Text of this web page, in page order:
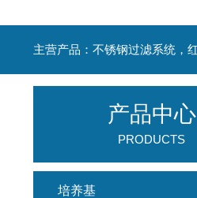
产品中心
PRODUCTS
培养基